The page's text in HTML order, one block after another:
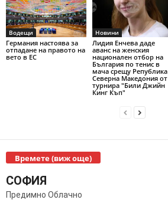
Водещи
Германия настоява за
отпадане на правото на
вето в ЕС
Новини
Лидия Енчева даде
аванс на женския
национален отбор на
България по тенис в
мача срещу Република
Северна Македония от
турнира "Били Джийн
Кинг Къп"
Времете (виж още)
СОФИЯ
Предимно Облачно